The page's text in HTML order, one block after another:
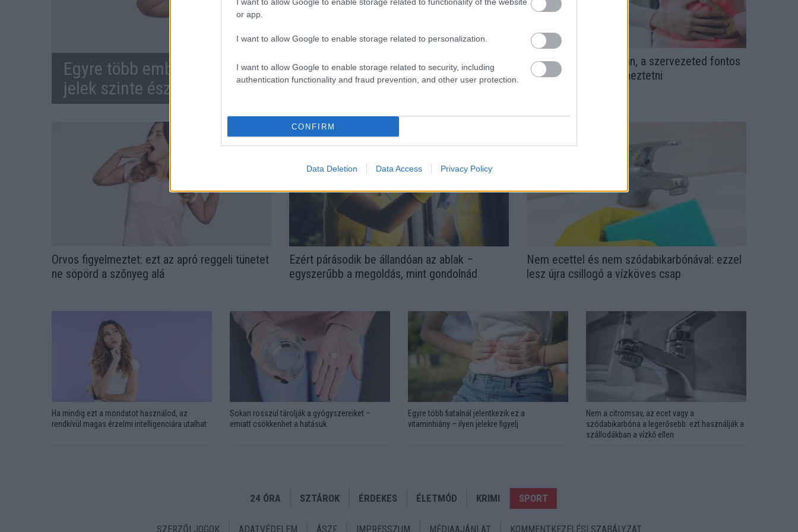
or app.
I want to allow Google to enable storage related to personalization.
I want to allow Google to enable storage related to security, including
authentication functionality and fraud prevention, and other user protection.
CONFIRM
Data Deletion Data Access Privacy Policy
Egyre több embernél jelentkezik ez a hiányállapot – az első
jelek szinte észrevehetetlenek
Ha ezt érzed evés után, a szervezeted fontos
dologra próbál figyelmeztetni
Orvos figyelmeztet: ezt az apró reggeli tünetet
ne söpörd a szőnyeg alá
Ezért párásodik be állandóan az ablak –
egyszerűbb a megoldás, mint gondolnád
Nem ecettel és nem szódabikarbónával: ezzel
lesz újra csillogó a vízköves csap
Ha mindig ezt a mondatot használod, az
rendkívül magas érzelmi intelligenciára utalhat
Sokan rosszul tárolják a gyógyszereiket –
emiatt csökkenhet a hatásuk
Egyre több fiatalnál jelentkezik ez a
vitaminhiány – ilyen jelekre figyelj
Nem a citromsav, az ecet vagy a
szódabikarbóna a legerősebb: ezt használják a
szállodákban a vízkő ellen
24 ÓRA SZTÁROK ÉRDEKES ÉLETMÓD KRIMI SPORT
SZERZŐI JOGOK ADATVÉDELEM ÁSZF IMPRESSZUM MÉDIAAJÁNLAT KOMMENTKEZELÉSI SZABÁLYZAT